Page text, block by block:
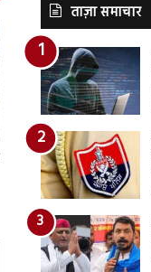
ताज़ा समाचार